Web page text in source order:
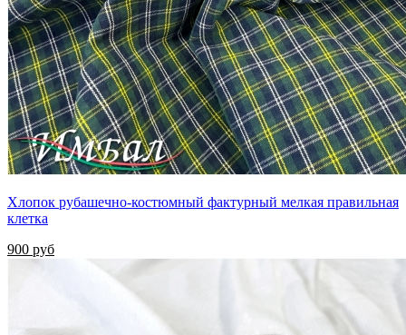
Хлопок рубашечно-костюмный фактурный мелкая правильная
клетка
900 руб